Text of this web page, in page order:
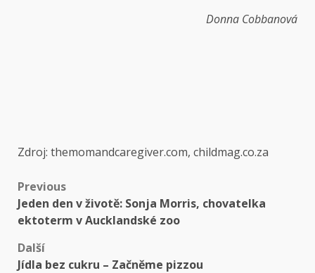
Donna Cobbanová
Zdroj: themomandcaregiver.com, childmag.co.za
Previous
Jeden den v životě: Sonja Morris, chovatelka
ektoterm v Aucklandské zoo
Další
Jídla bez cukru – Začněme pizzou